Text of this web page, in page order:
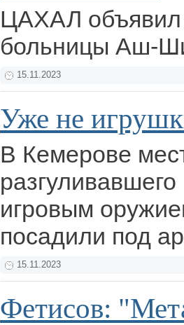
ЦАХАЛ объявил
больницы Аш-
15.11.2023
Уже не
В Кемерове
игровым
посадили под
15.11.2023
Фетисов: